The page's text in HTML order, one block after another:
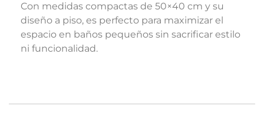
Con medidas compactas de 50×40 cm y su
diseño a piso, es perfecto para maximizar el
espacio en baños pequeños sin sacrificar estilo
ni funcionalidad.